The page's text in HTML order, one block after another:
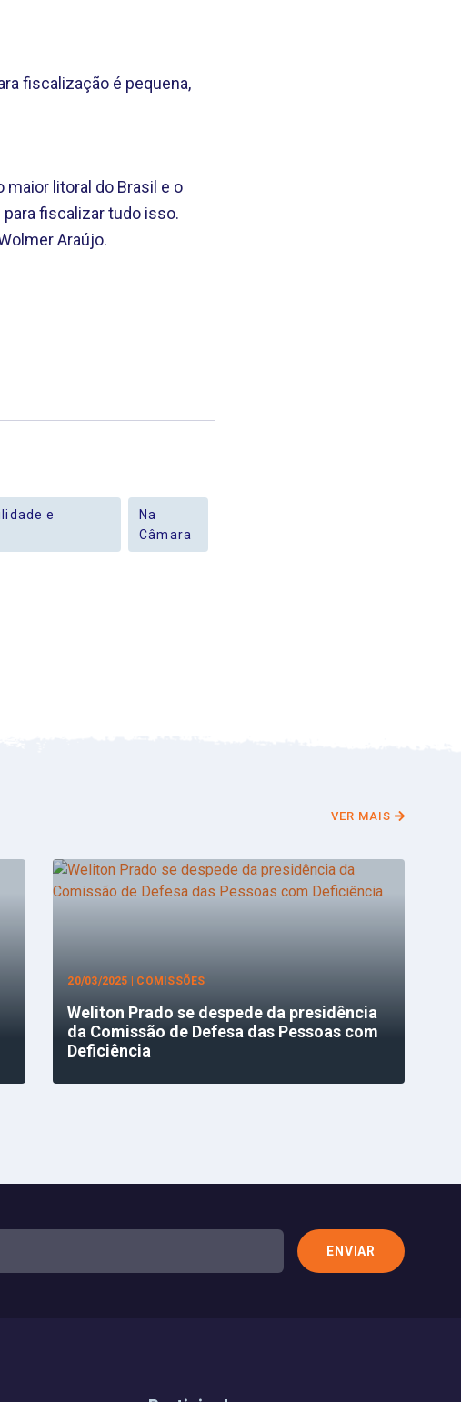
fiscalização é pequena,
maior litoral do Brasil e o
fiscalizar tudo isso.
Araújo.
e
Na
Câmara
VER MAIS
20/03/2025 | COMISSÕES
Weliton Prado se despede da presidência
da Comissão de Defesa das Pessoas com
Deficiência